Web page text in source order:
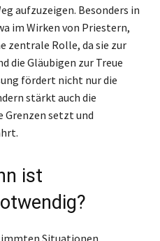
aufzuzeigen. Besonders in
im Wirken von Priestern,
zentrale Rolle, da sie zur
die Gläubigen zur Treue
fördert nicht nur die
stärkt auch die
Grenzen setzt und
ist
Situationen